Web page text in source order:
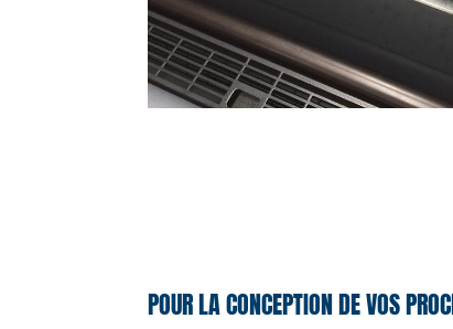
POUR LA CONCEPTION DE VOS